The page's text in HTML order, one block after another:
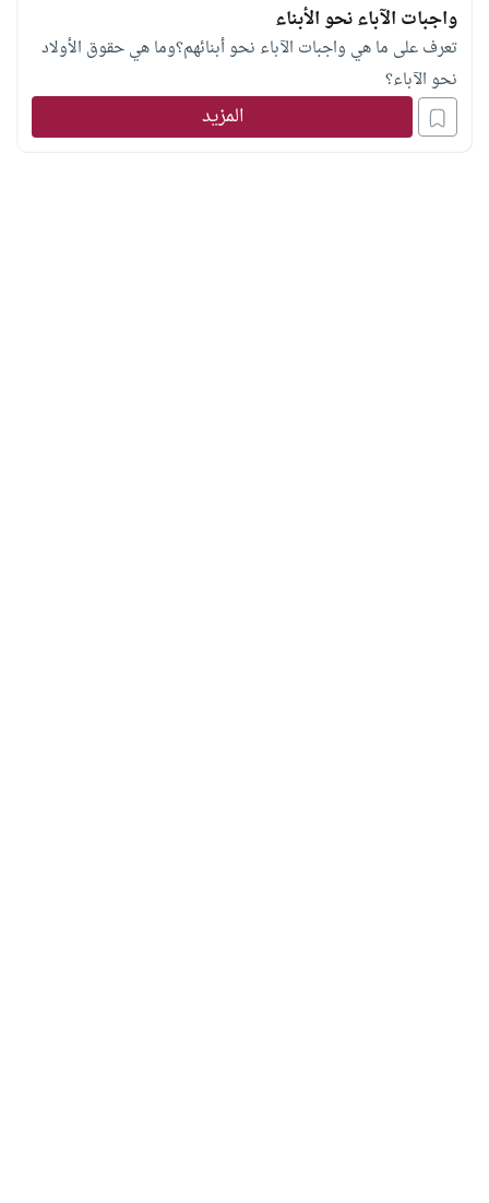
واجبات الآباء نحو الأبناء
تعرف على ما هي واجبات الآباء نحو أبنائهم؟وما هي حقوق الأولاد
نحو الآباء؟
المزيد